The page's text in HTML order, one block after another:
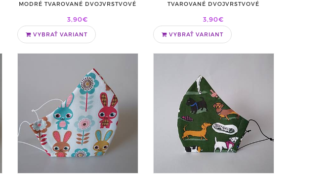
MODRÉ TVAROVANÉ DVOJVRSTVOVÉ
3,90€
VYBRAŤ VARIANT
TVAROVANÉ DVOJVRSTVOVÉ
3,90€
VYBRAŤ VARIANT